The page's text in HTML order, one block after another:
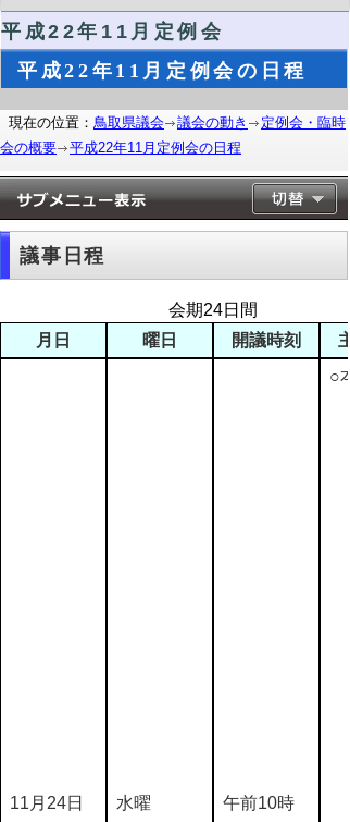
平成22年11月定例会
平成22年11月定例会の日程
現在の位置： 鳥取県議会 議会の動き
定例会・臨時
会の概要
平成22年11月定例会の日程
議事日程
会期24日間
月日
曜日 開議時刻
11月24日 水曜 午前10時
○